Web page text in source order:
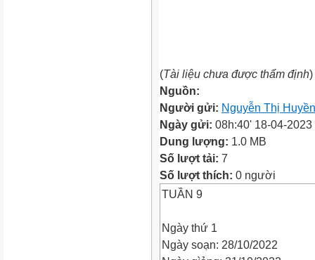
(Tài liệu chưa được thẩm định)
Nguồn:
Người gửi: Nguyễn Thị Huyền
Ngày gửi: 08h:40' 18-04-2023
Dung lượng: 1.0 MB
Số lượt tải: 7
Số lượt thích: 0 người
TUẦN 9
Ngày thứ 1
Ngày soạn: 28/10/2022